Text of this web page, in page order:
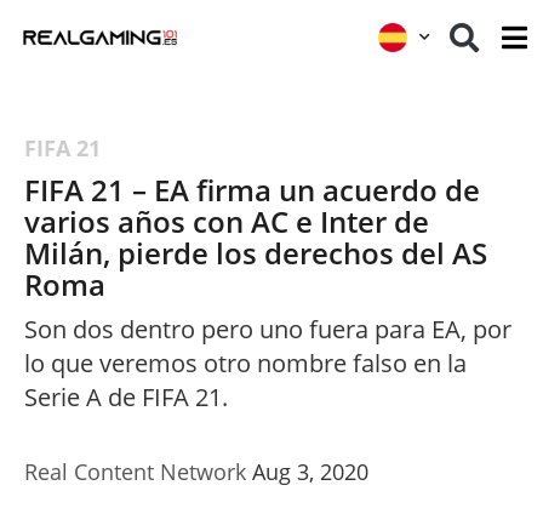
FIFA 21
FIFA 21 – EA firma un acuerdo de
varios años con AC e Inter de
Milán, pierde los derechos del AS
Roma
Son dos dentro pero uno fuera para EA, por
lo que veremos otro nombre falso en la
Serie A de FIFA 21.
Real Content Network Aug 3, 2020